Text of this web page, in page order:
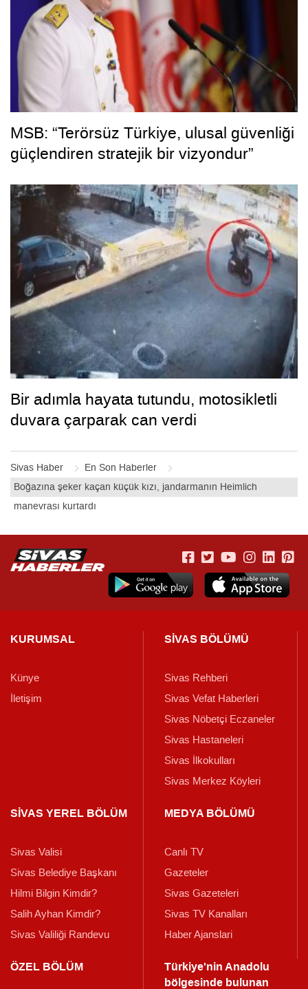
Sivas Haber
En Son Haberler
Boğazına şeker kaçan küçük kızı, jandarmanın Heimlich
manevrası kurtardı
MSB: “Terörsüz Türkiye, ulusal güvenliği
güçlendiren stratejik bir vizyondur”
Bir adımla hayata tutundu, motosikletli
duvara çarparak can verdi
KURUMSAL
Künye
İletişim
SİVAS BÖLÜMÜ
Sivas Rehberi
Sivas Vefat Haberleri
Sivas Nöbetçi Eczaneler
Sivas Hastaneleri
Sivas İlkokulları
Sivas Merkez Köyleri
SİVAS YEREL BÖLÜM
Sivas Valisi
Sivas Belediye Başkanı
Hilmi Bilgin Kimdir?
Salih Ayhan Kimdir?
Sivas Valiliği Randevu
MEDYA BÖLÜMÜ
Canlı TV
Gazeteler
Sivas Gazeteleri
Sivas TV Kanalları
Haber Ajanslari
ÖZEL BÖLÜM
Türkiye'nin Anadolu
bölgesinde bulunan